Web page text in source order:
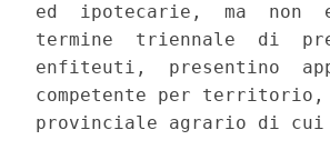
ed  ipotecarie,  ma
termine  triennale  di
enfiteuti,  presentino
competente per